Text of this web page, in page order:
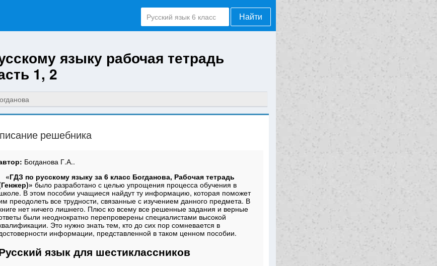
Найти
языку рабочая тетрадь
1, 2
решебника
Богданова Г.А..
«ГДЗ по русскому языку за 6 класс Богданова, Рабочая тетрадь
было разработано с целью упрощения процесса обучения в
В этом пособии учащиеся найдут ту информацию, которая поможет
преодолеть все трудности, связанные с изучением данного предмета. В
нет ничего лишнего. Плюс ко всему все решенные задания и верные
были неоднократно перепроверены специалистами высокой
Это нужно знать тем, кто до сих пор сомневается в
информации, представленной в таком ценном пособии.
язык для шестиклассников